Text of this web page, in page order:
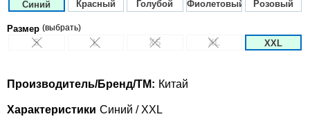
Синий Красный Голубой Фиолетовый Розовый
Размер (выбрать)
S L XS XL XXL
Производитель/Бренд/ТМ: Китай
Характеристики Синий / XXL
Послеоперационные средства и
расходные материалы